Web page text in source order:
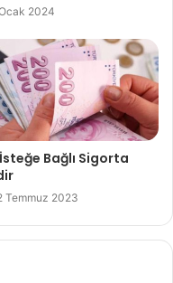
2024
Bağlı Sigorta
Temmuz 2023